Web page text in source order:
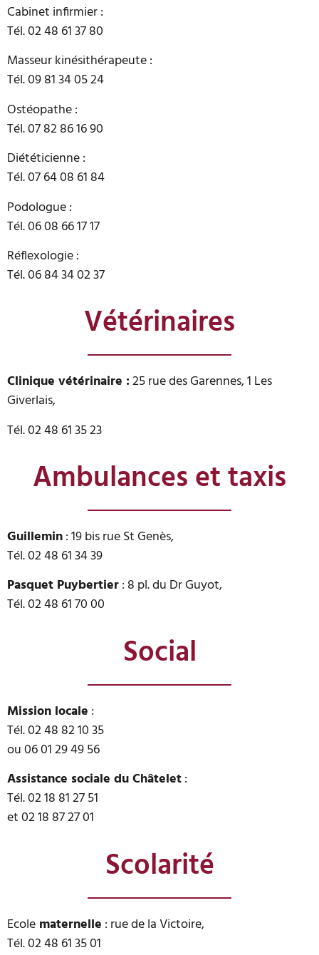
Cabinet infirmier :
Tél. 02 48 61 37 80
Masseur kinésithérapeute :
Tél. 09 81 34 05 24
Ostéopathe :
Tél. 07 82 86 16 90
Diététicienne :
Tél. 07 64 08 61 84
Podologue :
Tél. 06 08 66 17 17
Réflexologie :
Tél. 06 84 34 02 37
Vétérinaires
Clinique vétérinaire :25 rue des Garennes,1 Les
Giverlais,
Tél. 02 48 61 35 23
Ambulances et taxis
Guillemin: 19 bis rue St Genès,
Tél. 02 48 61 34 39
Pasquet Puybertier: 8 pl. du Dr Guyot,
Tél. 02 48 61 70 00
Social
Mission locale :
Tél. 02 48 82 10 35
ou 06 01 29 49 56
Assistance sociale du Châtelet:
Tél. 02 18 81 27 51
et 02 18 87 27 01
Scolarité
Ecole maternelle : rue de la Victoire,
Tél. 02 48 61 35 01